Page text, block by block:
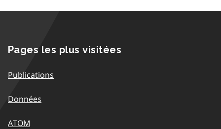
Pages les plus visitées
Publications
Données
ATOM